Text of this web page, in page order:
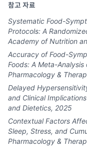
참고 자료
Systematic Food-
Protocols: A
Academy of Nutrition
Accuracy of Food-
Foods: A Meta-
Pharmacology &
Delayed
and Clinical
and Dietetics, 2025
Contextual Factors
Sleep, Stress, and
Pharmacology &